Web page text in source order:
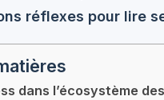
réflexes pour lire
dans l’écosystème